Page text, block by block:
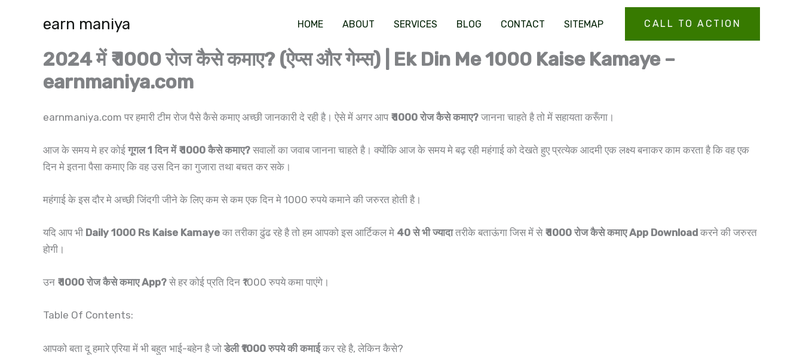
earn maniya HOME ABOUT SERVICES BLOG CONTACT SITEMAP CALL TO ACTION
2024 में ₹ 1000 रोज कैसे कमाए? (ऐप्स और गेम्स) | Ek Din Me 1000 Kaise Kamaye –
earnmaniya.com
earnmaniya.com पर हमारी टीम रोज पैसे कैसे कमाए अच्छी जानकारी दे रही है। ऐसे में अगर आप ₹ 1000 रोज कैसे कमाए? जानना चाहते है तो में सहायता करूँगा।
आज के समय मे हर कोई गूगल 1 दिन में ₹ 1000 कैसे कमाए? सवालों का जवाब जानना चाहते है। क्योंकि आज के समय मे बढ़ रही महंगाई को देखते हुए प्रत्येक आदमी एक लक्ष्य बनाकर काम करता है कि वह एक
दिन मे इतना पैसा कमाए कि वह उस दिन का गुजारा तथा बचत कर सके।
महंगाई के इस दौर मे अच्छी जिंदगी जीने के लिए कम से कम एक दिन मे 1000 रुपये कमाने की जरुरत होती है।
यदि आप भी Daily 1000 Rs Kaise Kamaye का तरीका ढुंढ रहे है तो हम आपको इस आर्टिकल मे 40 से भी ज्यादातरीके बताऊंगा जिस में से ₹ 1000 रोज कैसे कमाए App Download करने की जरुरत
होगी।
उन ₹ 1000 रोज कैसे कमाए App? से हर कोई प्रति दिन ₹1000 रुपये कमा पाएंगे।
Table Of Contents:
आपको बता दू हमारे एरिया में भी बहुत भाई-बहेन है जो डेली ₹1000 रुपये की कमाईकर रहे है, लेकिन कैसे?